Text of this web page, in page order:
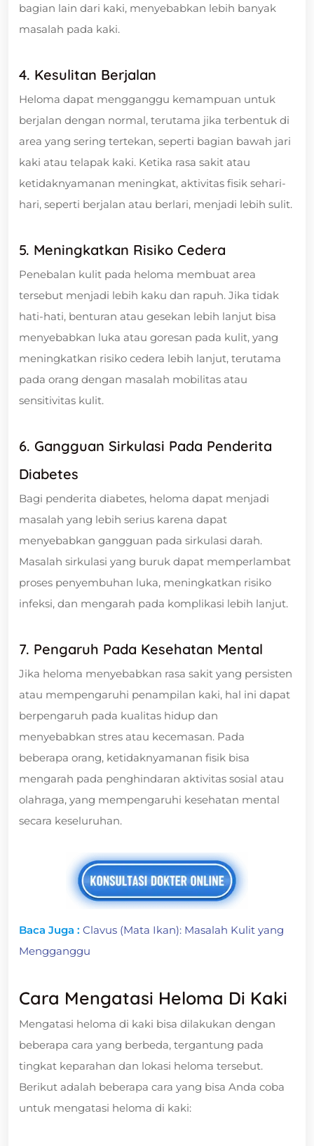
bagian lain dari kaki, menyebabkan lebih banyak
masalah pada kaki.
4. Kesulitan Berjalan
Heloma dapat mengganggu kemampuan untuk
berjalan dengan normal, terutama jika terbentuk di
area yang sering tertekan, seperti bagian bawah jari
kaki atau telapak kaki. Ketika rasa sakit atau
ketidaknyamanan meningkat, aktivitas fisik sehari-
hari, seperti berjalan atau berlari, menjadi lebih sulit.
5. Meningkatkan Risiko Cedera
Penebalan kulit pada heloma membuat area
tersebut menjadi lebih kaku dan rapuh. Jika tidak
hati-hati, benturan atau gesekan lebih lanjut bisa
menyebabkan luka atau goresan pada kulit, yang
meningkatkan risiko cedera lebih lanjut, terutama
pada orang dengan masalah mobilitas atau
sensitivitas kulit.
6. Gangguan Sirkulasi Pada Penderita
Diabetes
Bagi penderita diabetes, heloma dapat menjadi
masalah yang lebih serius karena dapat
menyebabkan gangguan pada sirkulasi darah.
Masalah sirkulasi yang buruk dapat memperlambat
proses penyembuhan luka, meningkatkan risiko
infeksi, dan mengarah pada komplikasi lebih lanjut.
7. Pengaruh Pada Kesehatan Mental
Jika heloma menyebabkan rasa sakit yang persisten
atau mempengaruhi penampilan kaki, hal ini dapat
berpengaruh pada kualitas hidup dan
menyebabkan stres atau kecemasan. Pada
beberapa orang, ketidaknyamanan fisik bisa
mengarah pada penghindaran aktivitas sosial atau
olahraga, yang mempengaruhi kesehatan mental
secara keseluruhan.
Baca Juga : Clavus (Mata Ikan): Masalah Kulit yang
Mengganggu
Cara Mengatasi Heloma Di Kaki
Mengatasi heloma di kaki bisa dilakukan dengan
beberapa cara yang berbeda, tergantung pada
tingkat keparahan dan lokasi heloma tersebut.
Berikut adalah beberapa cara yang bisa Anda coba
untuk mengatasi heloma di kaki: